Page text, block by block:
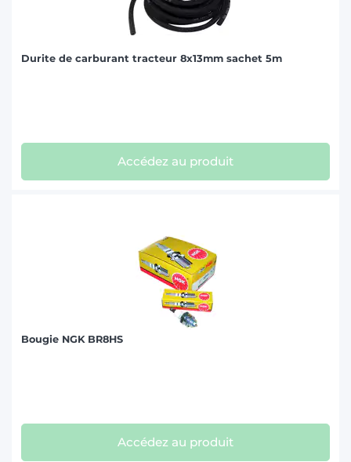
Durite de carburant tracteur 8x13mm sachet 5m
Accédez au produit
Bougie NGK BR8HS
Accédez au produit